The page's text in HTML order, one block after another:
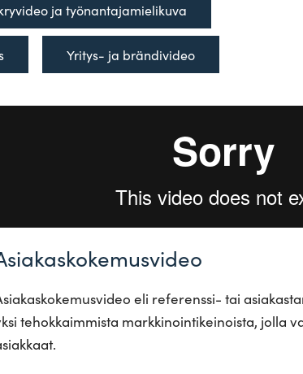
ja työnantajamielikuva
Yritys- ja brändivideo
eli refe­renssi- tai
tehok­kaim­mista mark­ki­noin­ti­kei­noista, jolla